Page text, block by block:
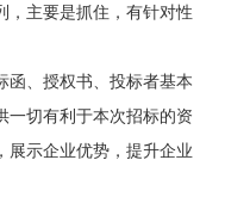
，主要是抓住，有针对性
函、授权书、投标者基本
一切有利于本次招标的资
展示企业优势，提升企业